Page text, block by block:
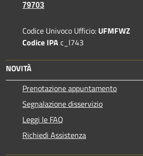
79703
Codice Univoco Ufficio: UFMFWZ
Codice IPAc_l743
NOVITÀ
Prenotazione appuntamento
Segnalazione disservizio
Leggi le FAQ
Richiedi Assistenza